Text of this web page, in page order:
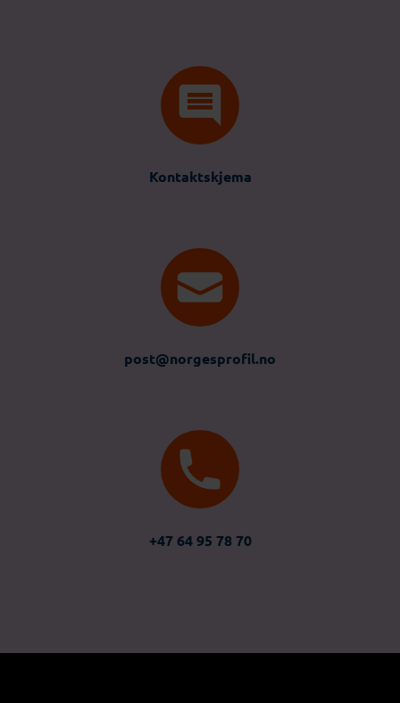
Kontaktskjema
post@norgesprofil.no
+47 64 95 78 70